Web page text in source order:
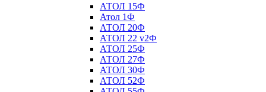
АТОЛ 15Ф
Атол 1Ф
АТОЛ 20Ф
АТОЛ 22 v2Ф
АТОЛ 25Ф
АТОЛ 27Ф
АТОЛ 30Ф
АТОЛ 52Ф